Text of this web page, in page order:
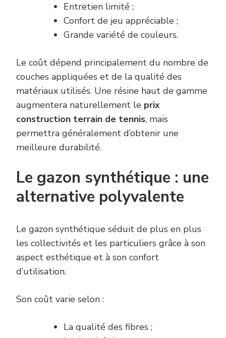
Entretien limité ;
Confort de jeu appréciable ;
Grande variété de couleurs.
Le coût dépend principalement du nombre de
couches appliquées et de la qualité des
matériaux utilisés. Une résine haut de gamme
augmentera naturellement le prix
construction terrain de tennis, mais
permettra généralement d’obtenir une
meilleure durabilité.
Le gazon synthétique : une
alternative polyvalente
Le gazon synthétique séduit de plus en plus
les collectivités et les particuliers grâce à son
aspect esthétique et à son confort
d’utilisation.
Son coût varie selon :
La qualité des fibres ;